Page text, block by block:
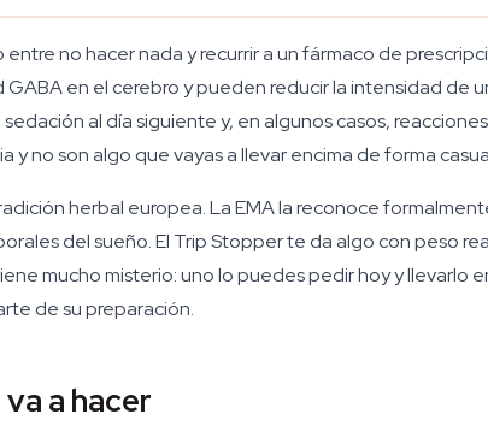
no hacer nada y recurrir a un fármaco de
en el cerebro y pueden reducir la intensidad de
al día siguiente y, en algunos casos,
no son algo que vayas a llevar encima de forma
herbal europea. La EMA la reconoce
del sueño. El Trip Stopper te da algo con peso
mucho misterio: uno lo puedes pedir hoy y llevarlo
de su preparación.
a hacer